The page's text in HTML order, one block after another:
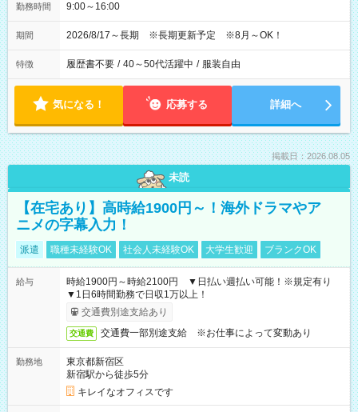
勤務時間 9:00～16:00
期間 2026/8/17～長期 ※長期更新予定 ※8月～OK！
特徴 履歴書不要 / 40～50代活躍中 / 服装自由
気になる！ 応募する 詳細へ
掲載日：2026.08.05
未読
【在宅あり】高時給1900円～！海外ドラマやア
ニメの字幕入力！
派遣 職種未経験OK 社会人未経験OK 大学生歓迎 ブランクOK
給与
時給1900円～時給2100円 ▼日払い週払い可能！※規定有り
▼1日6時間勤務で日収1万以上！
交通費別途支給あり
交通費 交通費一部別途支給 ※お仕事によって変動あり
勤務地
東京都新宿区
新宿駅から徒歩5分
キレイなオフィスです